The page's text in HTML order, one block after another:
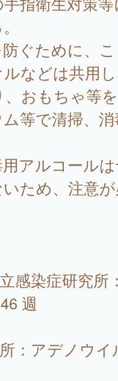
ぐために、
などは共用
、おもちゃ等
等で清掃、
アルコール
ため、注意
感染症研究所
週
：アデノウイ